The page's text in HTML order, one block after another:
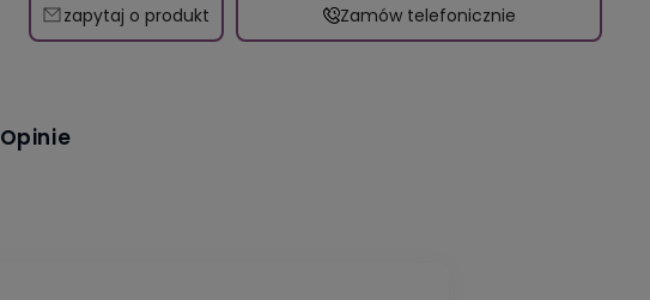
zapytaj o produkt Zamów telefonicznie
Opinie